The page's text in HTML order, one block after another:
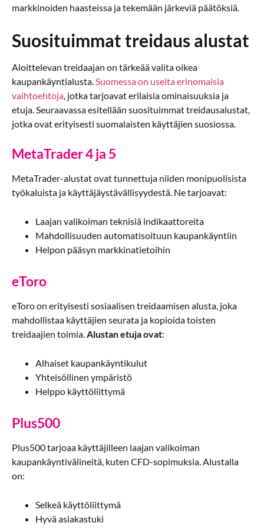
markkinoiden haasteissa ja tekemään järkeviä päätöksiä.
Suosituimmat treidaus alustat
Aloittelevan treidaajan on tärkeää valita oikea
kaupankäyntialusta.Suomessa on useita erinomaisia
vaihtoehtoja, jotka tarjoavat erilaisia ominaisuuksia ja
etuja. Seuraavassa esitellään suosituimmat treidausalustat,
jotka ovat erityisesti suomalaisten käyttäjien suosiossa.
MetaTrader 4 ja 5
MetaTrader-alustat ovat tunnettuja niiden monipuolisista
työkaluista ja käyttäjäystävällisyydestä. Ne tarjoavat:
Laajan valikoiman teknisiä indikaattoreita
Mahdollisuuden automatisoituun kaupankäyntiin
Helpon pääsyn markkinatietoihin
eToro
eToro on erityisesti sosiaalisen treidaamisen alusta, joka
mahdollistaa käyttäjien seurata ja kopioida toisten
treidaajien toimia.Alustan etuja ovat:
Alhaiset kaupankäyntikulut
Yhteisöllinen ympäristö
Helppo käyttöliittymä
Plus500
Plus500 tarjoaa käyttäjilleen laajan valikoiman
kaupankäyntivälineitä, kuten CFD-sopimuksia. Alustalla
on:
Selkeä käyttöliittymä
Hyvä asiakastuki